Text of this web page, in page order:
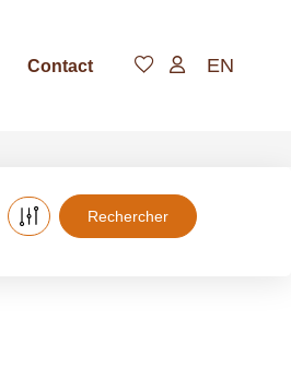
Contact EN